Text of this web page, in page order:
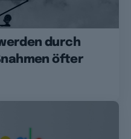
durch
öfter